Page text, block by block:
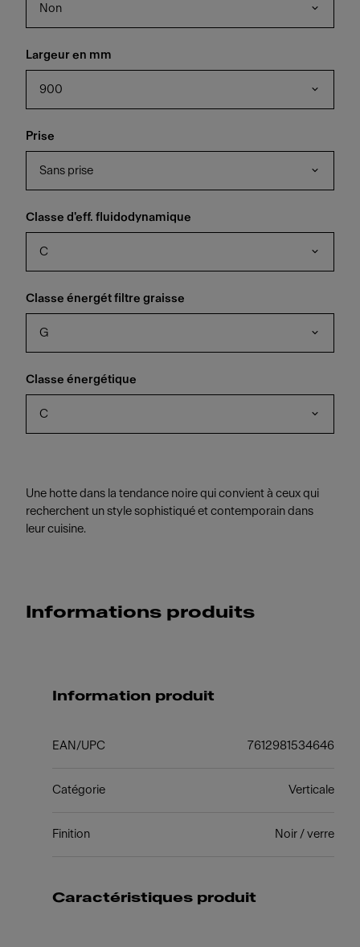
Non
Largeur en mm
900
Prise
Sans prise
Classe d'eff. fluidodynamique
C
Classe énergét filtre graisse
G
Classe énergétique
C
Une hotte dans la tendance noire qui convient à ceux qui
recherchent un style sophistiqué et contemporain dans
leur cuisine.
Informations produits
Information produit
EAN/UPC 7612981534646
Catégorie Verticale
Finition Noir / verre
Caractéristiques produit